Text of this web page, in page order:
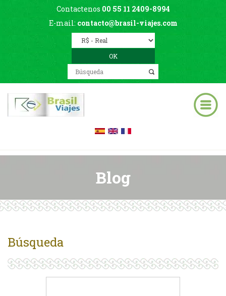
Contactenos 00 55 11 2409-8994
E-mail: contacto@brasil-viajes.com
Blog
Búsqueda